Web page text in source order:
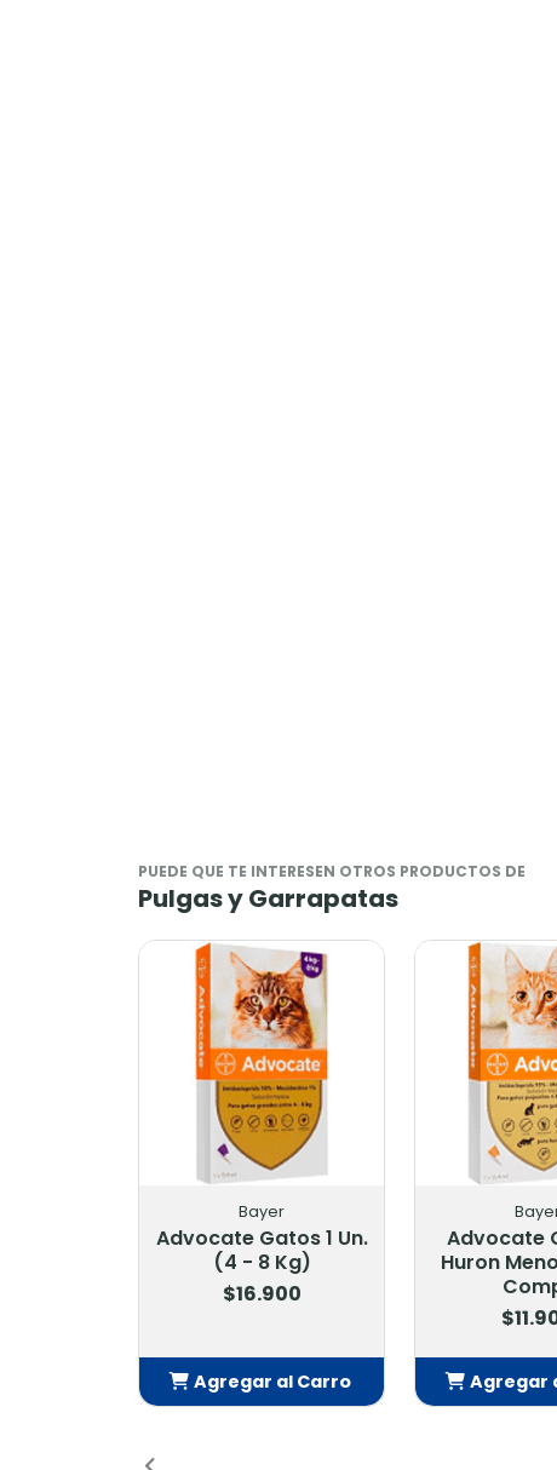
PUEDE QUE TE INTERESEN OTROS PRODUCTOS DE
Pulgas y Garrapatas
Bayer
Advocate Gatos Y
Huron Menor 4 Kg. 1
Compr
Agregar al Carro
Drag
Sinpulkill
Agregar